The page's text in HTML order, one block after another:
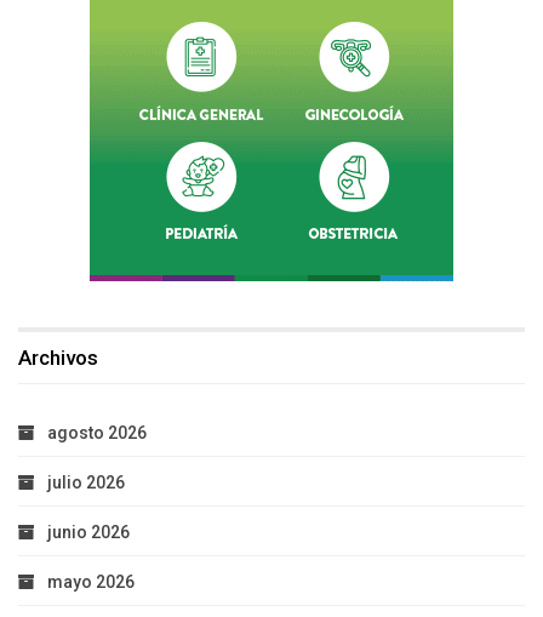
Archivos
agosto 2026
julio 2026
junio 2026
mayo 2026